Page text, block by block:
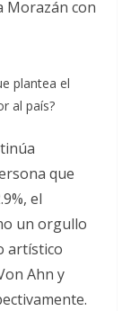
Morazán con
plantea el
al país?
que
el
un orgullo
artístico
Ahn y